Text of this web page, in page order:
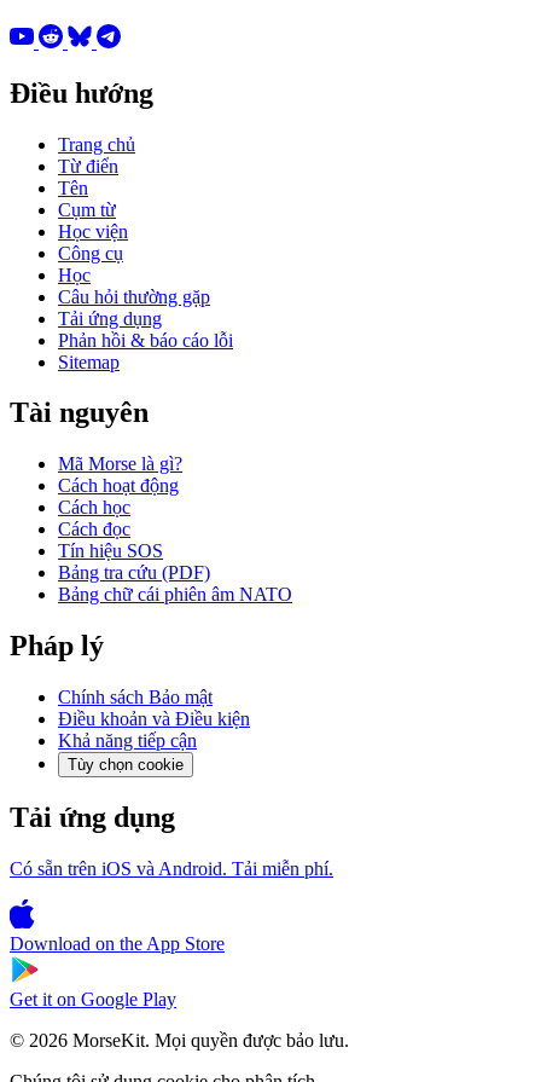
Điều hướng
Trang chủ
Từ điển
Tên
Cụm từ
Học viện
Công cụ
Học
Câu hỏi thường gặp
Tải ứng dụng
Phản hồi & báo cáo lỗi
Sitemap
Tài nguyên
Mã Morse là gì?
Cách hoạt động
Cách học
Cách đọc
Tín hiệu SOS
Bảng tra cứu (PDF)
Bảng chữ cái phiên âm NATO
Pháp lý
Chính sách Bảo mật
Điều khoản và Điều kiện
Khả năng tiếp cận
Tùy chọn cookie
Tải ứng dụng
Có sẵn trên iOS và Android. Tải miễn phí.
Download on the App Store
Get it on Google Play
© 2026 MorseKit. Mọi quyền được bảo lưu.